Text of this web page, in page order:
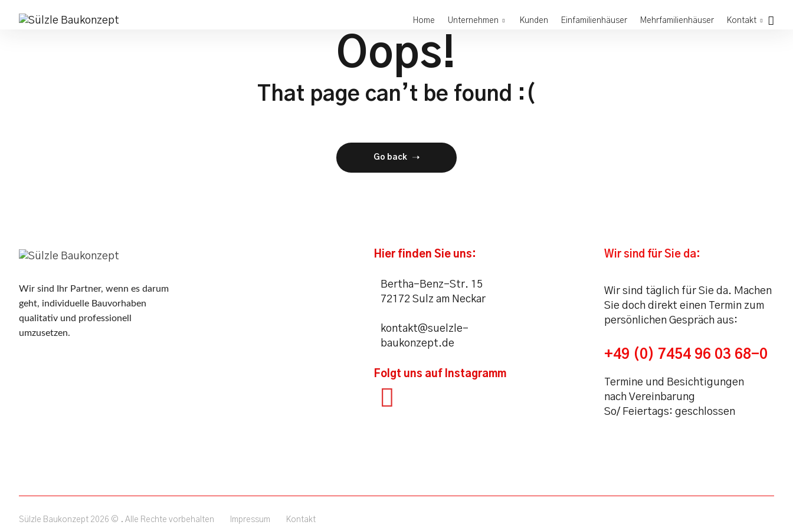
Home Unternehmen Kunden Einfamilienhäuser Mehrfamilienhäuser Kontakt
Oops!
That page can’t be found :(
Go back
Wir sind Ihr Partner, wenn es darum
geht, individuelle Bauvorhaben
qualitativ und professionell
umzusetzen.
Hier finden Sie uns:
Bertha-Benz-Str. 15
72172 Sulz am Neckar
kontakt@suelzle-
baukonzept.de
Folgt uns auf Instagramm
Wir sind für Sie da:
Wir sind täglich für Sie da. Machen
Sie doch direkt einen Termin zum
persönlichen Gespräch aus:
+49 (0) 7454 96 03 68-0
Termine und Besichtigungen
nach Vereinbarung
So/ Feiertags: geschlossen
Sülzle Baukonzept 2026 © . Alle Rechte vorbehalten Impressum Kontakt